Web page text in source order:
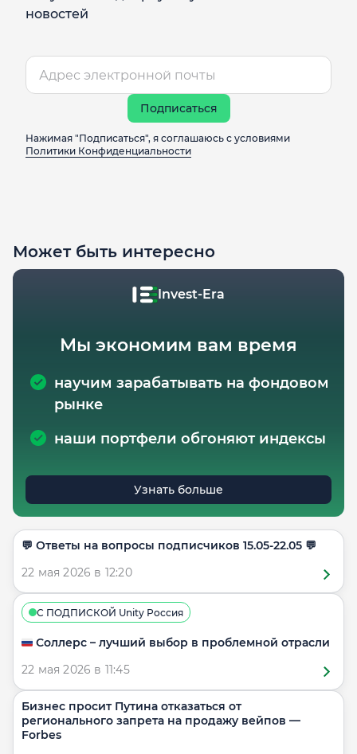
новостей
Подписаться
Нажимая "Подписаться", я соглашаюсь с условиями
Политики Конфиденциальности
Может быть интересно
Invest-Era
Мы экономим вам время
научим зарабатывать на фондовом
рынке
наши портфели обгоняют индексы
Узнать больше
​​💬 Ответы на вопросы подписчиков 15.05-22.05 💬
22 мая 2026 в 12:20
С ПОДПИСКОЙ Unity Россия
🇷🇺 Соллерс – лучший выбор в проблемной отрасли
22 мая 2026 в 11:45
Бизнес просит Путина отказаться от
регионального запрета на продажу вейпов —
Forbes